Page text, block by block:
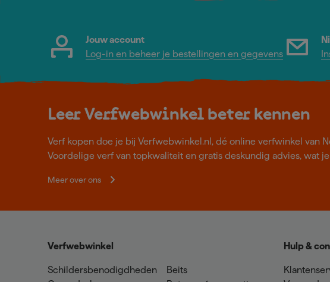
Jouw account
Log-in en beheer je bestellingen en gegevens
Leer Verfwebwinkel beter kennen
Verf kopen doe je bij Verfwebwinkel.nl, dé online verfwinkel van
Voordelige verf van topkwaliteit en gratis deskundig advies, wat
Meer over ons
Verfwebwinkel
Schildersbenodigdheden
Beits
Hulp &